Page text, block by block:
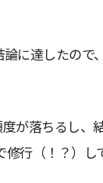
に達したので、
が落ちるし、
行（！？）し